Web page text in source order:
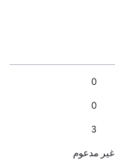
0
0
3
غير مدعوم